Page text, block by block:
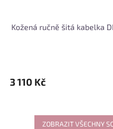
Kožená ručně šitá kabelka
3 110 Kč
ZOBRAZIT VŠECHNY